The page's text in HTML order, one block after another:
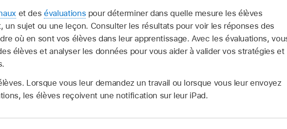
et desévaluations pour déterminer dans quelle mesure les élèves
un sujet ou une leçon. Consulter les résultats pour voir les réponses des
où en sont vos élèves dans leur apprentissage. Avec les évaluations,
élèves et analyser les données pour vous aider à valider vos stratégies et
Lorsque vous leur demandez un travail ou lorsque vous leur envoyez
les élèves reçoivent une notification sur leur iPad.